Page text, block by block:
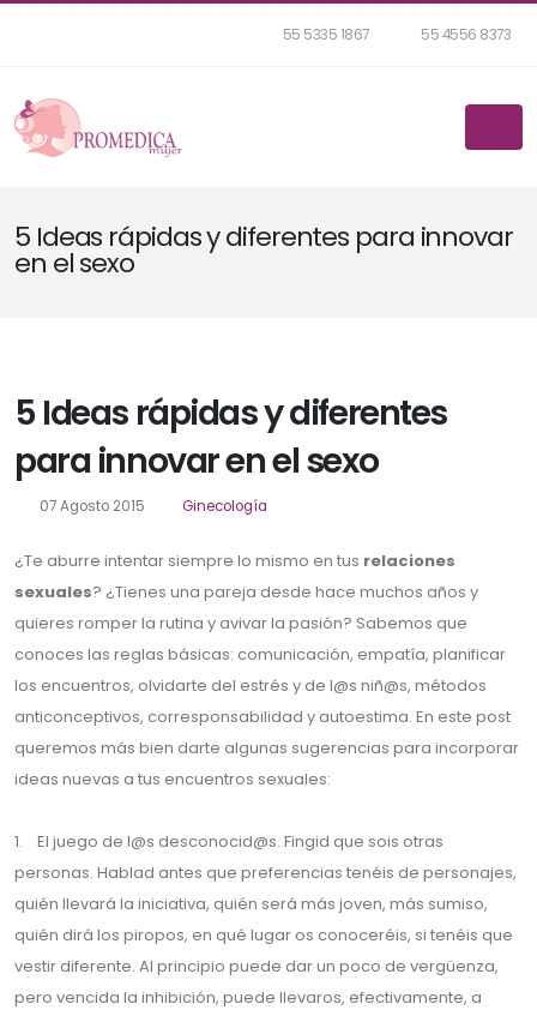
55 5335 1867 55 4556 8373
5 Ideas rápidas y diferentes para innovar
en el sexo
5 Ideas rápidas y diferentes
para innovar en el sexo
07 Agosto 2015 Ginecología
¿Te aburre intentar siempre lo mismo en tus relaciones
sexuales? ¿Tienes una pareja desde hace muchos años y
quieres romper la rutina y avivar la pasión? Sabemos que
conoces las reglas básicas: comunicación, empatía, planificar
los encuentros, olvidarte del estrés y de l@s niñ@s, métodos
anticonceptivos, corresponsabilidad y autoestima. En este post
queremos más bien darte algunas sugerencias para incorporar
ideas nuevas a tus encuentros sexuales:
1. El juego de l@s desconocid@s. Fingid que sois otras
personas. Hablad antes que preferencias tenéis de personajes,
quién llevará la iniciativa, quién será más joven, más sumiso,
quién dirá los piropos, en qué lugar os conoceréis, si tenéis que
vestir diferente. Al principio puede dar un poco de vergüenza,
pero vencida la inhibición, puede llevaros, efectivamente, a